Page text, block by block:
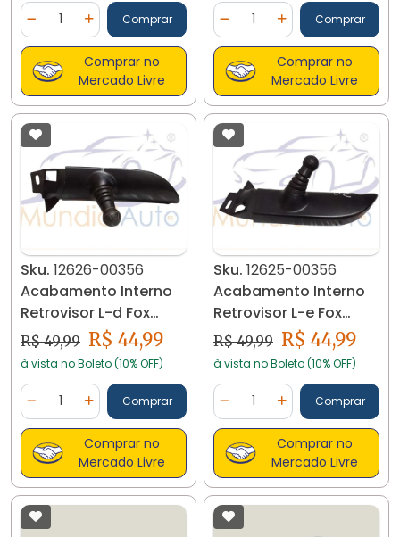
Diminuir Quantidade
Quantidade
Adicionar Quantidade
Comprar
Comprar no
Mercado Livre
Diminuir Quantidade
Quantidade
AdicionarComprar
Comprar no
Mercado Livre
Sku. 12626-00356
Acabamento Interno
Retrovisor L-d Fox
5z0837974 12626
Cd18b
R$ 49,99 R$ 44,99
à vista no Boleto (10% OFF)
Diminuir Quantidade
Quantidade
Adicionar Quantidade
Comprar
Comprar no
Mercado Livre
Sku. 12625-00356
Acabamento Interno
Retrovisor L-e Fox
5z0837973 12625
Cd18b
R$ 49,99 R$ 44,99
à vista no Boleto (10% OFF)
Diminuir Quantidade
Quantidade
AdicionarComprar
Comprar no
Mercado Livre